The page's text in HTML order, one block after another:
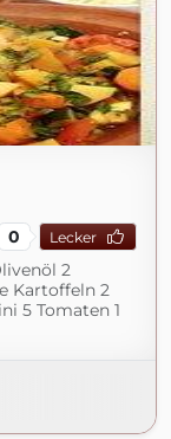
0 Lecker
2
Kartoffeln 2
5 Tomaten 1